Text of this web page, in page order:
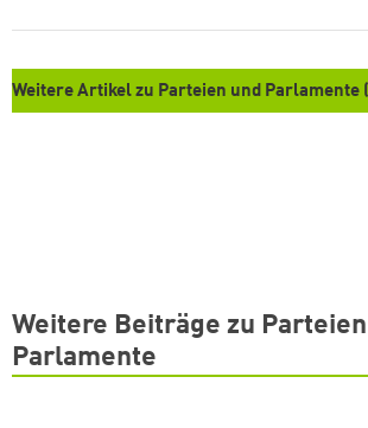
Weitere Artikel zu Parteien und Parlamente
Weitere Beiträge zu Parteien
Parlamente